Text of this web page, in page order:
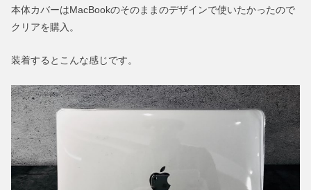
本体カバーはMacBookのそのままのデザインで使いたかったので
クリアを購入。
装着するとこんな感じです。